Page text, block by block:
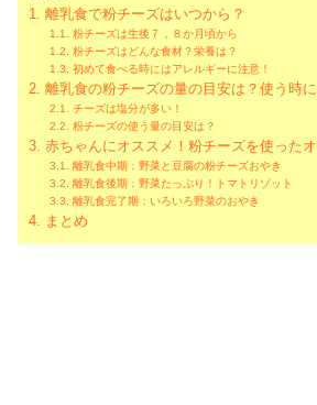
離乳食で粉チーズはいつから？
粉チーズは生後７，８か月頃から
粉チーズはどんな食材？栄養は？
初めて食べる時にはアレルギーに注意！
離乳食の粉チーズの量の目安は？使う時
チーズは塩分が多い！
粉チーズの使う量の目安は？
赤ちゃんにオススメ！粉チーズを使った
離乳食中期：野菜と豆腐の粉チーズおやき
離乳食後期：野菜たっぷり！トマトリゾット
離乳食完了期：いろいろ野菜のおやき
まとめ